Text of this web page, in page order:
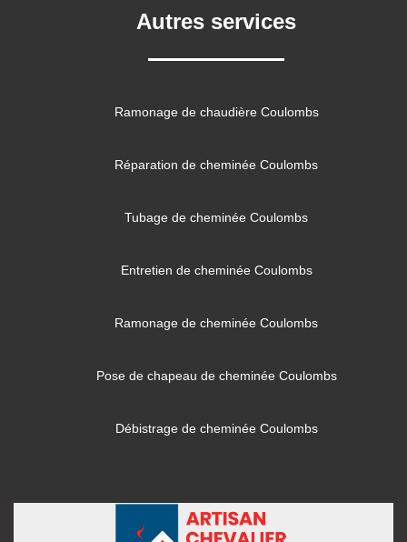
Autres services
Ramonage de chaudière Coulombs
Réparation de cheminée Coulombs
Tubage de cheminée Coulombs
Entretien de cheminée Coulombs
Ramonage de cheminée Coulombs
Pose de chapeau de cheminée Coulombs
Débistrage de cheminée Coulombs